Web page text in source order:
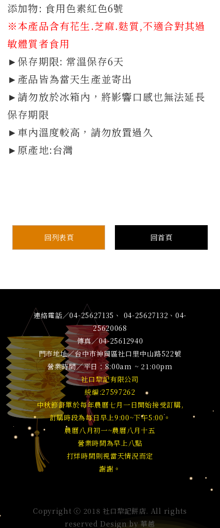
添加物: 食用色素紅色6號
※本產品含有花生.芝麻.麩質,不適合對其過
敏體質者食用
►保存期限: 常溫保存6天
►產品皆為當天生產並寄出
►請勿放於冰箱內，將影響口感也無法延長
保存期限
►車內溫度較高，請勿放置過久
►原產地:台灣
回列表頁 回首頁
連絡電話／04-25627135、 04-25627132、04-
25620068
傳真／04-25612940
門市地址／台中市神岡區社口里中山路522號
營業時間／平日：8:00am ~ 21:00pm
社口犂記有限公司
統編:27597262
中秋節訂單於每年農曆七月一日開始接受訂購,
訂購時段為每日早上9:00~下午5:00。
農曆八月初一~農曆八月十五
營業時間為早上八點
打烊時間則視當天情況而定
謝謝。
Copyright ⓒ 2018 社口犂記餅店. All rights
reserved Design by華越